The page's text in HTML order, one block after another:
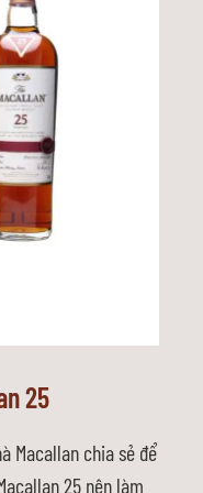
25
Macallan chia sẻ để
25 nên làm